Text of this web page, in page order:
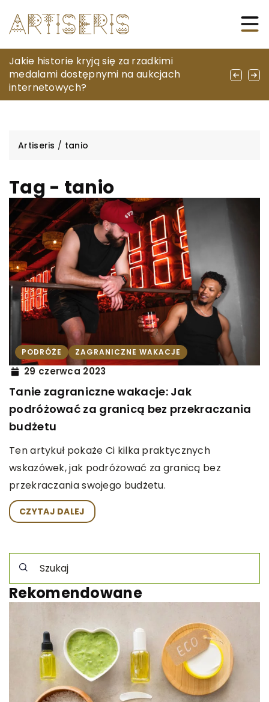
Skuteczne strategie terapeutyczne w
walce z uzależnieniami od leków nasennych
i uspokajających
Jakie historie kryją się za rzadkimi
medalami dostępnymi na aukcjach
internetowych?
Jakie są najważniejsze aspekty
serwisowania nowoczesnych kamperów?
Artiseris / tanio
Tag - tanio
PODRÓŻE ZAGRANICZNE WAKACJE
29 czerwca 2023
Tanie zagraniczne wakacje: Jak
podróżować za granicą bez przekraczania
budżetu
Ten artykuł pokaże Ci kilka praktycznych
wskazówek, jak podróżować za granicą bez
przekraczania swojego budżetu.
CZYTAJ DALEJ
Rekomendowane